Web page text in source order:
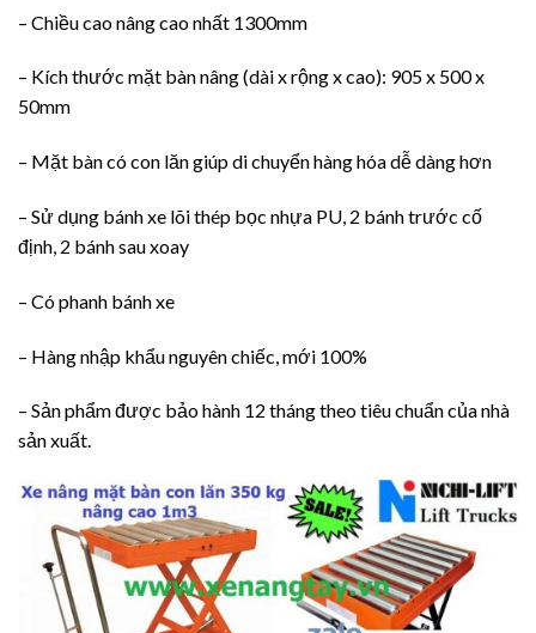
– Chiều cao nâng cao nhất 1300mm
– Kích thước mặt bàn nâng (dài x rộng x cao): 905 x 500 x
50mm
– Mặt bàn có con lăn giúp di chuyển hàng hóa dễ dàng hơn
– Sử dụng bánh xe lõi thép bọc nhựa PU, 2 bánh trước cố
định, 2 bánh sau xoay
– Có phanh bánh xe
– Hàng nhập khẩu nguyên chiếc, mới 100%
– Sản phẩm được bảo hành 12 tháng theo tiêu chuẩn của nhà
sản xuất.